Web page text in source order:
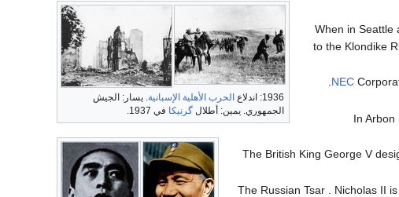
1936: اندلاع الحرب الأهلية الإسبانية. يسار: الجيش
الجمهوري. يمين: أطلال گرنيكا في 1937.
- When in
to the Klondike
NEC
- In
- The British King George V
- The Russian Tsar . Nicholas II